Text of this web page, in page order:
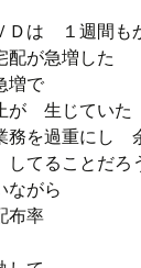
Ｄは １週間も
が急増した
増で
が 生じていた
を過重にし
てることだろ
ながら
布率